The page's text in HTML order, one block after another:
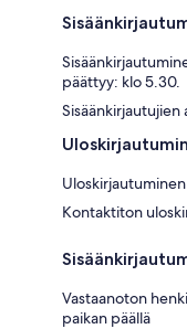
päättyy: klo 5.30.
Sisäänkirjautujien
Kontaktiton
Vastaanoton
paikan päällä